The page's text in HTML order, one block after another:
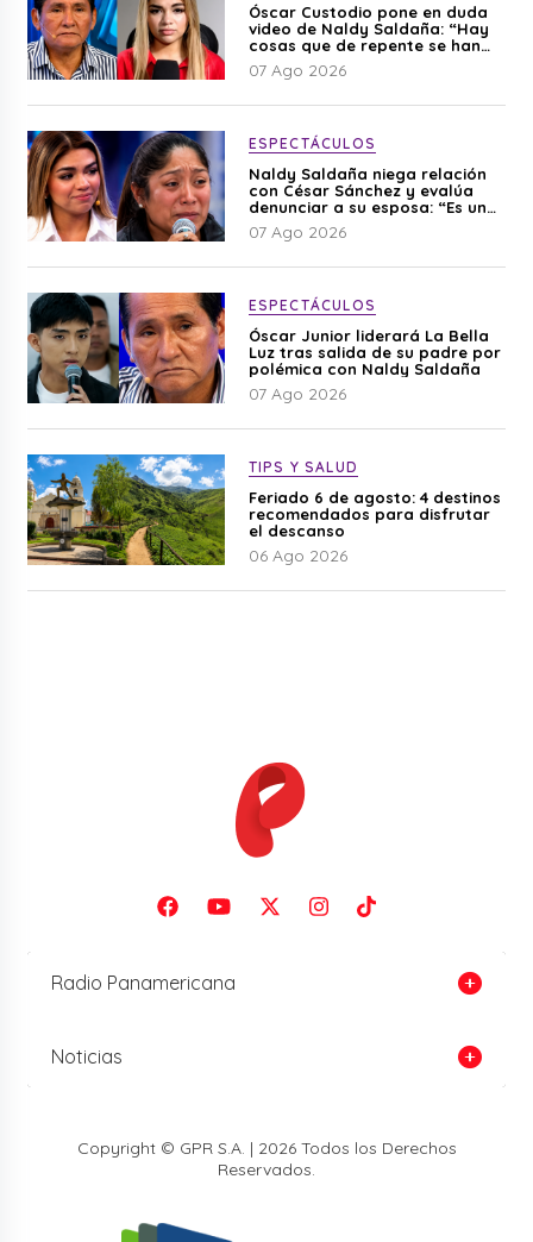
Óscar Custodio pone en duda
video de Naldy Saldaña: “Hay
cosas que de repente se han
editado”
07 Ago 2026
ESPECTÁCULOS
Naldy Saldaña niega relación
con César Sánchez y evalúa
denunciar a su esposa: “Es una
difamación”
07 Ago 2026
ESPECTÁCULOS
Óscar Junior liderará La Bella
Luz tras salida de su padre por
polémica con Naldy Saldaña
07 Ago 2026
TIPS Y SALUD
Feriado 6 de agosto: 4 destinos
recomendados para disfrutar
el descanso
06 Ago 2026
Radio Panamericana
Noticias
Copyright © GPR S.A. | 2026 Todos los Derechos
Reservados.